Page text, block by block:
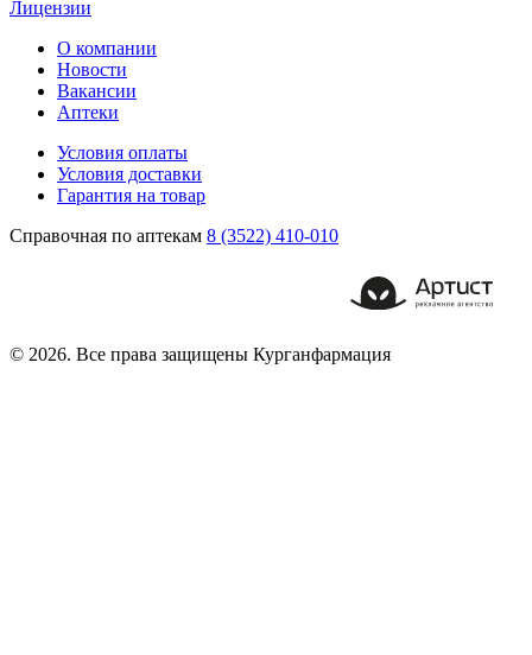
Лицензии
О компании
Новости
Вакансии
Аптеки
Условия оплаты
Условия доставки
Гарантия на товар
Справочная по аптекам 8 (3522) 410-010
© 2026. Все права защищены Курганфармация